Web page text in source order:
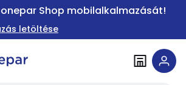
a
Shop mobilalkalmazását!
letöltése